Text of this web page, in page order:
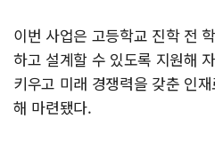
이번 사업은 고등학교 진학 전
하고 설계할 수 있도록 지원해
키우고 미래 경쟁력을 갖춘 인
해 마련됐다.